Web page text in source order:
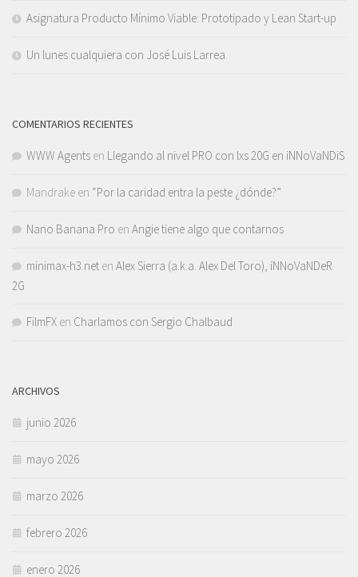
Asignatura Producto Mínimo Viable: Prototipado y Lean Start-up
Un lunes cualquiera con José Luis Larrea
COMENTARIOS RECIENTES
WWW Agents en Llegando al nivel PRO con lxs 20G en iNNoVaNDiS
Mandrake en “Por la caridad entra la peste ¿dónde?”
Nano Banana Pro en Angie tiene algo que contarnos
minimax-h3.net en Alex Sierra (a.k.a. Alex Del Toro), iNNoVaNDeR
2G
FilmFX en Charlamos con Sergio Chalbaud
ARCHIVOS
junio 2026
mayo 2026
marzo 2026
febrero 2026
enero 2026